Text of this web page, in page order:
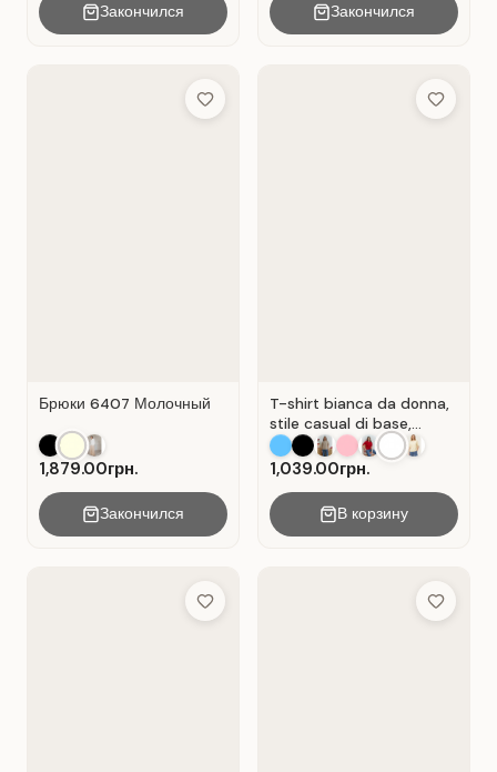
Закончился Закончился
Add to Wish List
Брюки 6407 Молочный
1,879.00грн.
Закончился
Add to
T-shirt bianca da donna,
stile casual di base,
materiale Cot Bianco .
1,039.00грн.
В корзину
Add to Wish List Add to